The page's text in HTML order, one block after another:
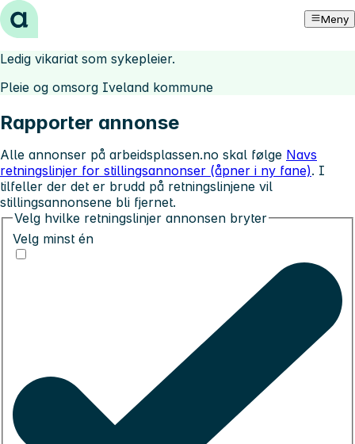
Hopp til innhold Meny
Ledig vikariat som sykepleier.
Pleie og omsorg Iveland kommune
Rapporter annonse
Alle annonser på arbeidsplassen.no skal følge Navs
retningslinjer for stillingsannonser (åpner i ny fane). I
tilfeller der det er brudd på retningslinjene vil
stillingsannonsene bli fjernet.
Velg hvilke retningslinjer annonsen bryter
Velg minst én